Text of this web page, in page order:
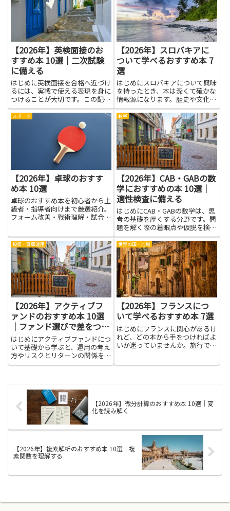
ことで、人材データを活かす力が
自然と身についていくでしょう。
数字の意味をやさしく解き、難し
い式をいきなり追わず、ひとつ...
【2026年】英検面接のお
すすめ本 10選｜二次試験
に備える
はじめに英検面接を合格へ近づけ
るには、実戦で使える表現を身に
つけることが大切です。この記事
では、語彙力を広げ、質問の意図
を読み取る力を養い、練習の効率
を上げるための内容を紹介しま
す。英検面接に向けた読み物は、
自己紹介の練習や日常の話題への
【2026年】スロバキアに
ついて学べるおすすめ本 7
選
はじめにスロバキアについて興味
を持ったとき、本は深くて確かな
情報源になります。歴史や文化、
自然や都市の成り立ちを丁寧に解
説した書籍は、旅行や学習、仕事
での知識補強に幅広く役立ちま
す。写真や地図、現地の声を交え
た読み物は、現地の雰囲気をつか
む...
スポーツ
【2026年】卓球のおすす
め本 10選
卓球のおすすめ本を初心者から上
級者・指導者向けまで厳選紹介。
フォーム改善・戦術理解・試合力
数学
【2026年】CAB・GABの数
学におすすめの本 10選｜
適性検査に備える
はじめにCAB・GABの数学は、思
考の基礎を厚くする分野です。問
題を解く際の着眼点や仮説を検証
する手順を学ぶと、学習全般や実
務にも役立つ力が身につきます。
図形の発想や論理の組み立て方が
身につけば、複雑な問いにも落ち
着いて取り組む力が育ちます...
投資・資産運用
【2026年】アクティブフ
ァンドのおすすめ本 10選
｜ファンド選びで差をつけ
る
はじめにアクティブファンドにつ
いて基礎から学ぶと、運用の考え
方やリスクとリターンの関係を具
体的に理解できます。ファンド選
較検討しやすくなります。本を通
じて運用者の戦略、コスト構
造、...
世界の国・地域
【2026年】フランスにつ
いて学べるおすすめ本 7選
はじめにフランスに関心があるけ
れど、どの本から手をつければよ
いか迷っていませんか。旅行で最
【2026年】微分計算のおすすめ本 10選｜変
化を読み解く
【2026年】複素解析のおすすめ本 10選｜複
素関数を理解する